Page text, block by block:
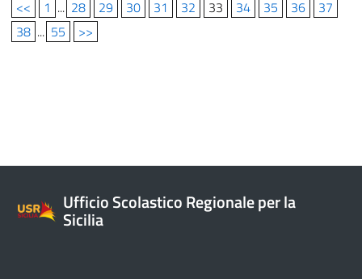
<< 1 ... 28 29 30 31 32 33 34 35 36
37
38 ... 55 >>
Ufficio Scolastico Regionale per la
Sicilia